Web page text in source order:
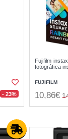
- 23%
Fujifilm
fotográfica
FUJIFILM
10,86€